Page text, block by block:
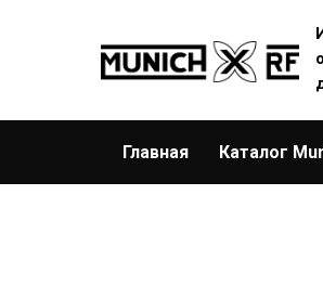
Главная Каталог